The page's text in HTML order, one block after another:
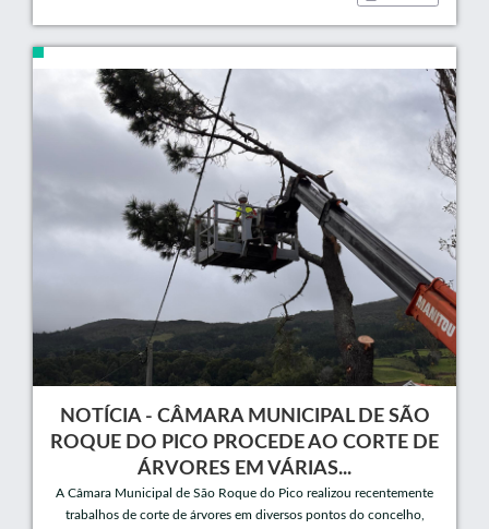
NOTÍCIA - CÂMARA MUNICIPAL DE SÃO
ROQUE DO PICO PROCEDE AO CORTE DE
ÁRVORES EM VÁRIAS...
A Câmara Municipal de São Roque do Pico realizou recentemente
trabalhos de corte de árvores em diversos pontos do concelho,